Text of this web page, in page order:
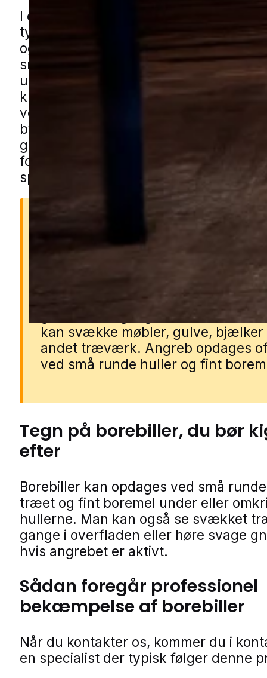
I en mindre by som Rens ses
typisk i blandede boligområder med
og ældre huse, på rolige villaveje og
småbygninger som carporte,
udhuse. Her kan træværk i forskellige
kræve ekstra opmærksomhed,
vedligeholdelsen varierer fra bygning
bygning. Du kan få borebillehjælp i
gennem vores lokale partnere. Udfyld
formularen, så forbinder vi dig med en
specialist fra nærområdet.
Hvorfor borebiller er et
Borebillers larver lever inde i træet
gnaver små gange, mens de
kan svække møbler, gulve, bjælker
andet træværk. Angreb opdages
ved små runde huller og fint
Tegn på borebiller, du bør
efter
Borebiller kan opdages ved små
træet og fint boremel under eller
hullerne. Man kan også se svækket
gange i overfladen eller høre svage
hvis angrebet er aktivt.
Sådan foregår professionel
bekæmpelse af borebiller
Når du kontakter os, kommer du i
en specialist der typisk følger denne